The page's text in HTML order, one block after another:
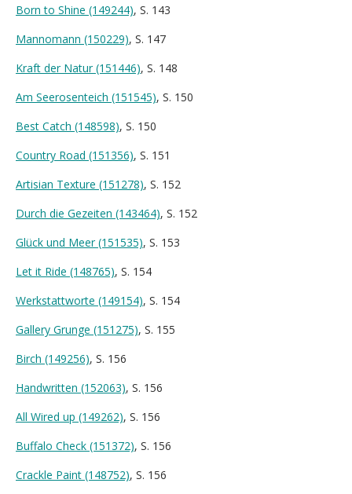
Born to Shine (149244), S. 143
Mannomann (150229), S. 147
Kraft der Natur (151446), S. 148
Am Seerosenteich (151545), S. 150
Best Catch (148598), S. 150
Country Road (151356), S. 151
Artisian Texture (151278), S. 152
Durch die Gezeiten (143464), S. 152
Glück und Meer (151535), S. 153
Let it Ride (148765), S. 154
Werkstattworte (149154), S. 154
Gallery Grunge (151275), S. 155
Birch (149256), S. 156
Handwritten (152063), S. 156
All Wired up (149262), S. 156
Buffalo Check (151372), S. 156
Crackle Paint (148752), S. 156